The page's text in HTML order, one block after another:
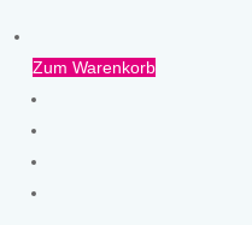
Zum Warenkorb